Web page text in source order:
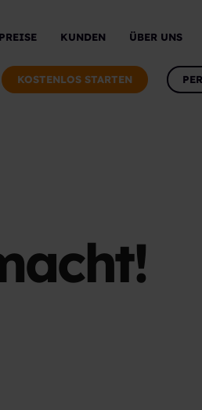
PREISE KUNDEN ÜBER UNS
KOSTENLOS STARTEN